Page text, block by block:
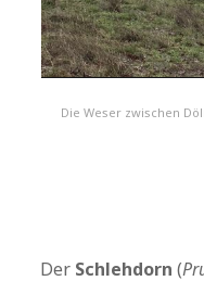
Die Weser zwischen
Der Schlehdorn (